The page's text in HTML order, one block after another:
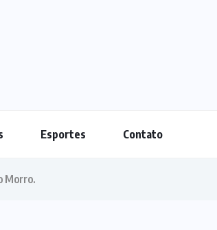
Esportes Contato
Morro.